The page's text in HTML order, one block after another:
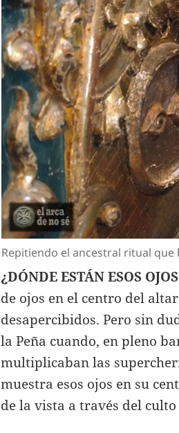
Repitiendo el ancestral ritual que
¿DÓNDE ESTÁN ESOS
de ojos en el centro del
desapercibidos. Pero sin
la Peña cuando, en pleno
multiplicaban las
muestra esos ojos en su
de la vista a través del